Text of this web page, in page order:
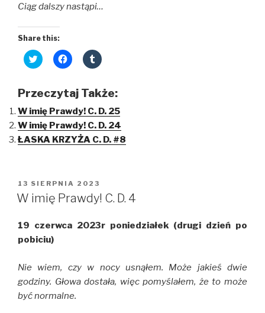
Ciąg dalszy nastąpi…
Share this:
C
l
t
s
h
a
r
e
t
t
e
O
e
i
n
n
e
w
C
l
t
s
h
a
r
e
c
e
b
o
(
s
i
n
n
e
C
l
t
s
h
a
r
e
m
b
l
r
p
n
n
e
w
Przeczytaj Także:
W imię Prawdy! C. D. 25
W imię Prawdy! C. D. 24
ŁASKA KRZYŻA C. D. #8
OPUBLIKOWANE
W
13 SIERPNIA 2023
W imię Prawdy! C. D. 4
19 czerwca 2023r poniedziałek (drugi dzień po
pobiciu)
Nie wiem, czy w nocy usnąłem. Może jakieś dwie
godziny. Głowa dostała, więc pomyślałem, że to może
być normalne.